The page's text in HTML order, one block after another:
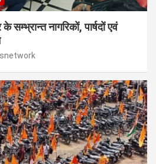
सम्भ्रान्त नागरिकों, पार्षदों एवं